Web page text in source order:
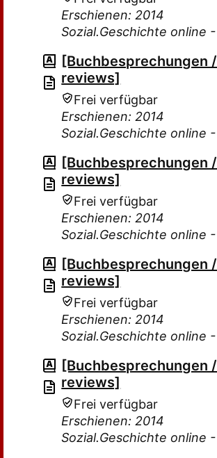
Erschienen: 2014
Sozial.Geschichte online
[Buchbesprechungen
reviews]
Frei verfügbar
Erschienen: 2014
Sozial.Geschichte online
[Buchbesprechungen
reviews]
Frei verfügbar
Erschienen: 2014
Sozial.Geschichte online
[Buchbesprechungen
reviews]
Frei verfügbar
Erschienen: 2014
Sozial.Geschichte online
[Buchbesprechungen
reviews]
Frei verfügbar
Erschienen: 2014
Sozial.Geschichte online